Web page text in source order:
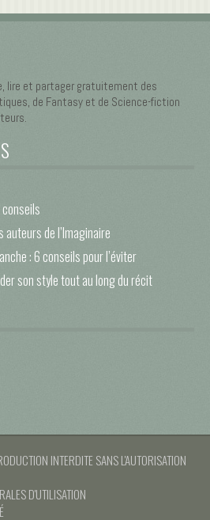
lire et partager gratuitement des
de Fantasy et de Science-fiction
auteurs de l’Imaginaire
: 6 conseils pour l’éviter
son style tout au long du récit
INTERDITE SANS L'AUTORISATION
D'UTILISATION